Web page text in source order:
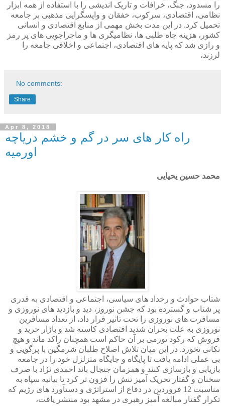
را مسدود، جنگ، خرافات و تاریک اندیشی را با استفاده از همه ابزار
نظامی، اقتصادی، سرکوب، خفقان و واپسگرایی مذهبی بر جامعه
تحمیل کرد. در این مدت بخش مهمی از منابع اقتصادی و انسانی
کشور، هزینه جاه طلبی ها، نظامیگری ها و ماجراجویی های پر رمز
و رازی شد که پایه های اقتصادی، اجتماعی و اخلاقی جامعه را
لرزند،
No comments:
Share
Apr 8, 2018
راه کار های سر در گم و خشم دریاچه
اورمیه
محمد حسین یحیایی
شتاب حوادث و رخداد های سیاسی، اجتماعی و اقتصادی به قدری
پر شتاب و گسترده بود که جشن نوروز، دید و بازدید های نوروزی و
مسافرت های نوروزی را تحت تاثیر قرار داد، از تعداد مسافرین
نوروزی به علت بحران شدید اقتصادی کاسته شد و بازار خرید و
فروش که رکود تورمی بر آن حاکم است همچنان راکد ماند و هیچ
تکانی نخورد. در این میان تلاش اصلاح طلبان شرمگین با پرگویی و
بی عملی ادامه یافت تا پایگاه و جایگاه متزلزل خود را در جامعه
بازیابی و بازسازی کنند و همزمان جنجال باند احمدی نژاد با صرف
سخنان و گفتار تحریک آمیز تنش را فزون تر کرد تا بیانیه سپاه به
مناسبت 12 فروردین در دفاع از استراتژی و دستآورد های رژیم که
تکرار گفتار مبالغه آمیز رهبری در مشهد بود منتشر یافت،